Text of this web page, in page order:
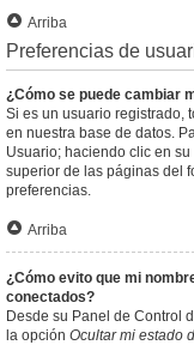
Arriba
Preferencias de
¿Cómo se puede cambiar
Si es un usuario registrado,
en nuestra base de datos.
Usuario; haciendo clic en
superior de las páginas del
preferencias.
Arriba
¿Cómo evito que mi
conectados?
Desde su Panel de Control
la opción Ocultar mi estado